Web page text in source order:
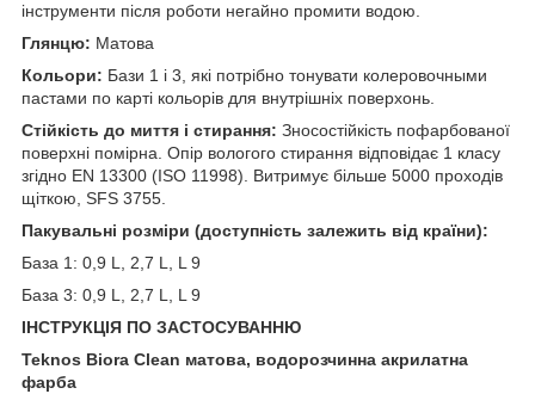
інструменти після роботи негайно промити водою.
Глянцю: Матова
Кольори: Бази 1 і 3, які потрібно тонувати колеровочными
пастами по карті кольорів для внутрішніх поверхонь.
Стійкість до миття і стирання: Зносостійкість пофарбованої
поверхні помірна. Опір вологого стирання відповідає 1 класу
згідно EN 13300 (ISO 11998). Витримує більше 5000 проходів
щіткою, SFS 3755.
Пакувальні розміри (доступність залежить від країни):
База 1: 0,9 L, 2,7 L, L 9
База 3: 0,9 L, 2,7 L, L 9
ІНСТРУКЦІЯ ПО ЗАСТОСУВАННЮ
Teknos Biora Clean матова, водорозчинна акрилатна
фарба